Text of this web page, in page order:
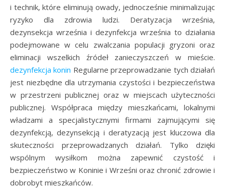
i technik, które eliminują owady, jednocześnie minimalizując
ryzyko dla zdrowia ludzi. Deratyzacja września,
dezynsekcja września i dezynfekcja września to działania
podejmowane w celu zwalczania populacji gryzoni oraz
eliminacji wszelkich źródeł zanieczyszczeń w mieście.
dezynfekcja konin Regularne przeprowadzanie tych działań
jest niezbędne dla utrzymania czystości i bezpieczeństwa
w przestrzeni publicznej oraz w miejscach użyteczności
publicznej. Współpraca między mieszkańcami, lokalnymi
władzami a specjalistycznymi firmami zajmującymi się
dezynfekcją, dezynsekcją i deratyzacją jest kluczowa dla
skuteczności przeprowadzanych działań. Tylko dzięki
wspólnym wysiłkom można zapewnić czystość i
bezpieczeństwo w Koninie i Wrześni oraz chronić zdrowie i
dobrobyt mieszkańców.